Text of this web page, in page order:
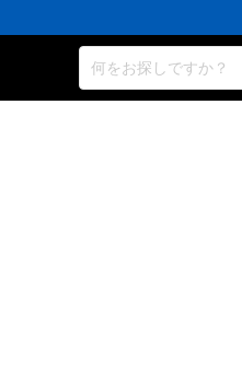
何をお探しですか？